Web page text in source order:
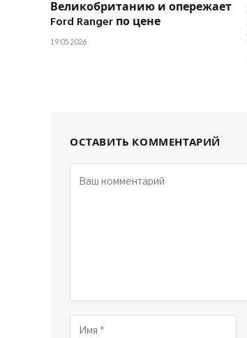
Великобританию и опережает
Ford Ranger по цене
19.05.2026
ОСТАВИТЬ КОММЕНТАРИЙ